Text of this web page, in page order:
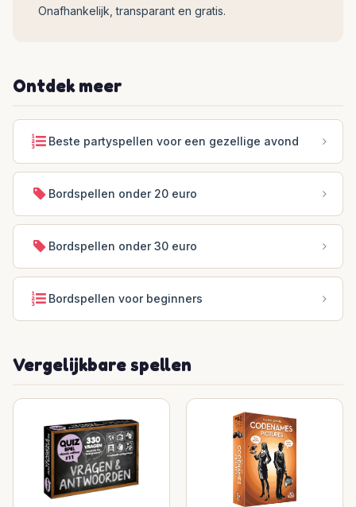
Onafhankelijk, transparant en gratis.
Ontdek meer
Beste partyspellen voor een gezellige avond
Bordspellen onder 20 euro
Bordspellen onder 30 euro
Bordspellen voor beginners
Vergelijkbare spellen